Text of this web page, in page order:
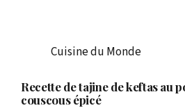
Cuisine du Monde
Recette de tajine de keftas au
couscous épicé